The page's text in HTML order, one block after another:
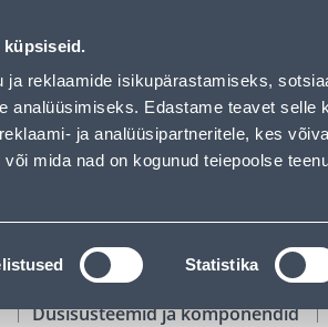
küpsiseid.
ja reklaamide isikupärastamiseks,
analüüsimiseks. Edastame teavet selle
ja analüüsipartneritele, kes
mida nad on kogunud teiepoolse
Statistika
Teenused Karjäärileht
OTSI
KATALOOGID
Dušisüsteemid ja komponendid